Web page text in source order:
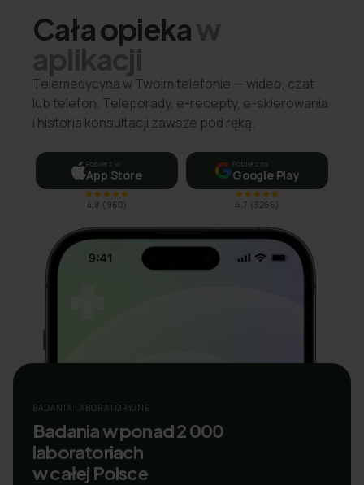
Cała opiekaw
aplikacji
Telemedycyna w Twoim telefonie — wideo, czat
lub telefon. Teleporady, e-recepty, e-skierowania
i historia konsultacji zawsze pod ręką.
Pobierz w
App Store
4,8 ( 960)
Pobierz na
Google Play
4,7 (3266)
BADANIA LABORATORYJNE
Badania w ponad 2 000
laboratoriach
w całej Polsce